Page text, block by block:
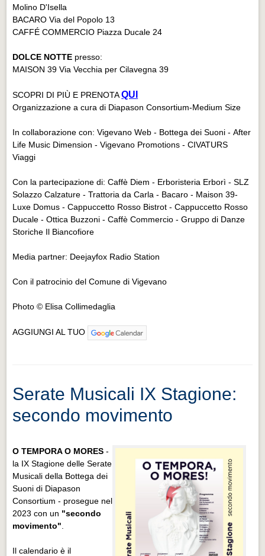
Molino D'Isella
BACARO Via del Popolo 13
CAFFÉ COMMERCIO Piazza Ducale 24
DOLCE NOTTE presso:
MAISON 39 Via Vecchia per Cilavegna 39
SCOPRI DI PIÙ E PRENOTAQUI
Organizzazione a cura di Diapason Consortium-Medium Size
In collaborazione con: Vigevano Web - Bottega dei Suoni - After
Life Music Dimension - Vigevano Promotions - CIVATURS
Viaggi
Con la partecipazione di: Caffè Diem - Erboristeria Erborì - SLZ
Solazzo Calzature - Trattoria da Carla - Bacaro - Maison 39-
Luxe Domus - Cappuccetto Rosso Bistrot - Cappuccetto Rosso
Ducale - Ottica Buzzoni - Caffè Commercio - Gruppo di Danze
Storiche Il Biancofiore
Media partner: Deejayfox Radio Station
Con il patrocinio del Comune di Vigevano
Photo © Elisa Collimedaglia
AGGIUNGI AL TUO
Serate Musicali IX Stagione:
secondo movimento
O TEMPORA O MORES -
la IX Stagione delle Serate
Musicali della Bottega dei
Suoni di Diapason
Consortium - prosegue nel
2023 con un "secondo
movimento"
Il calendario è il